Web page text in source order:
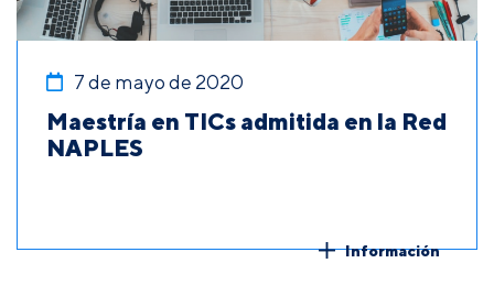
7 de mayo de 2020
Maestría en TICs admitida en la Red
NAPLES
Información